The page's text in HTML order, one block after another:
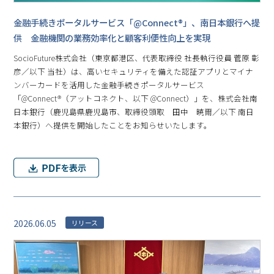
金融手続きポータルサービス「@Connect®」、南日本銀行へ提
供 金融機関の業務効率化と顧客利便性向上を実現
SocioFuture株式会社（東京都港区、代表取締役 社長執行役員 菅原 彰
彦／以下 当社）は、高いセキュリティを備えた認証アプリとマイナ
ンバーカードを活用した金融手続きポータルサービス
「@Connect®（アットコネクト、以下 @Connect）」を、株式会社南
日本銀行（鹿児島県鹿児島市、取締役頭取 田中 暁爾／以下 南日
本銀行）へ提供を開始したことをお知らせいたします。
2026.06.05 リリース